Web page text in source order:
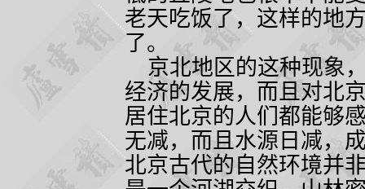
老天吃饭了，这样的地
了。
京北地区的这种现象
经济的发展，而且对北
居住北京的人们都能够
无减，而且水源日减，
北京古代的自然环境并